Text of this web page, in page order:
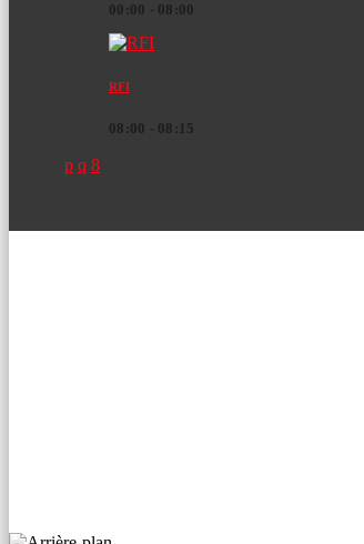
00:00 - 08:00
RFI
08:00 - 08:15